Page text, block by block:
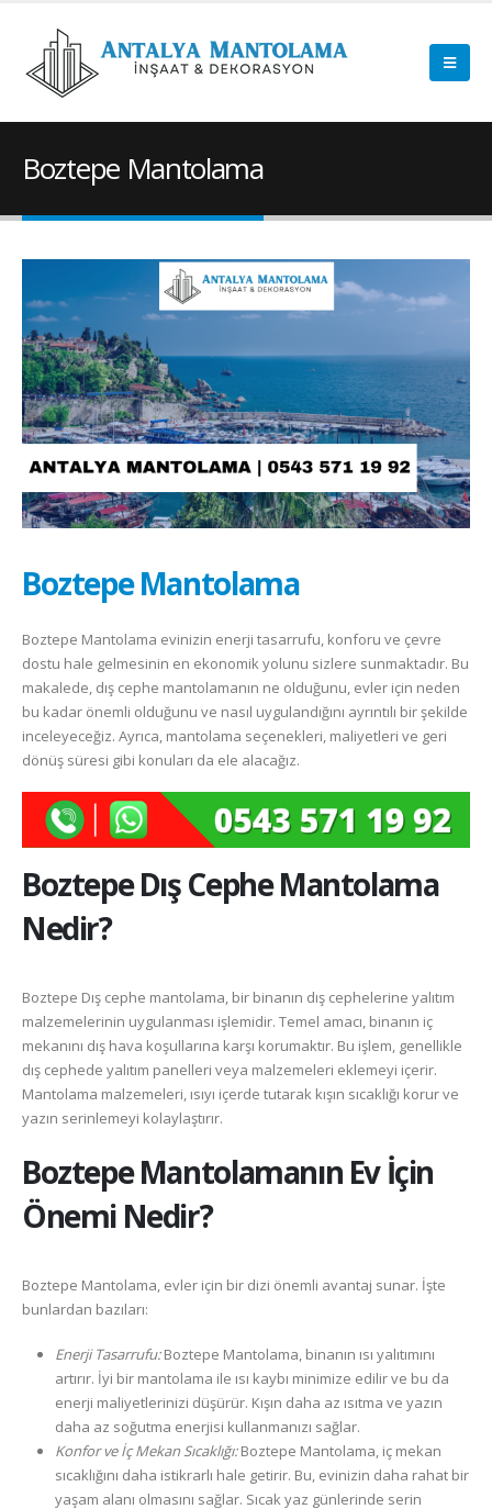
Boztepe Mantolama
Boztepe Mantolama
Boztepe Mantolama evinizin enerji tasarrufu, konforu ve çevre
dostu hale gelmesinin en ekonomik yolunu sizlere sunmaktadır. Bu
makalede, dış cephe mantolamanın ne olduğunu, evler için neden
bu kadar önemli olduğunu ve nasıl uygulandığını ayrıntılı bir şekilde
inceleyeceğiz. Ayrıca, mantolama seçenekleri, maliyetleri ve geri
dönüş süresi gibi konuları da ele alacağız.
BoztepeDış Cephe Mantolama
Nedir?
Boztepe Dış cephe mantolama, bir binanın dış cephelerine yalıtım
malzemelerinin uygulanması işlemidir. Temel amacı, binanın iç
mekanını dış hava koşullarına karşı korumaktır. Bu işlem, genellikle
dış cephede yalıtım panelleri veya malzemeleri eklemeyi içerir.
Mantolama malzemeleri, ısıyı içerde tutarak kışın sıcaklığı korur ve
yazın serinlemeyi kolaylaştırır.
BoztepeMantolamanın Ev İçin
Önemi Nedir?
Boztepe Mantolama, evler için bir dizi önemli avantaj sunar. İşte
bunlardan bazıları:
Enerji Tasarrufu:Boztepe Mantolama, binanın ısı yalıtımını
artırır. İyi bir mantolama ile ısı kaybı minimize edilir ve bu da
enerji maliyetlerinizi düşürür. Kışın daha az ısıtma ve yazın
daha az soğutma enerjisi kullanmanızı sağlar.
Konfor ve İç Mekan Sıcaklığı:Boztepe Mantolama, iç mekan
sıcaklığını daha istikrarlı hale getirir. Bu, evinizin daha rahat bir
yaşam alanı olmasını sağlar. Sıcak yaz günlerinde serin